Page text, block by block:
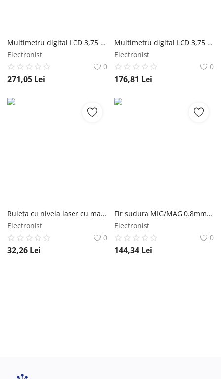
Multimetru digital LCD 3,75 cifre (6000) 13mm AX-507B AXIOMET
Electronist
0
271,05 Lei
Multimetru digital LCD 3,75 cifre (6000) Grad murdărire:2 AX-503 AXIOMET
Electronist
0
176,81 Lei
Ruleta cu nivela laser cu masura 250cm Bigstren
Electronist
0
32,26 Lei
Fir sudura MIG/MAG 0.8mm 5kg
Electronist
0
144,34 Lei